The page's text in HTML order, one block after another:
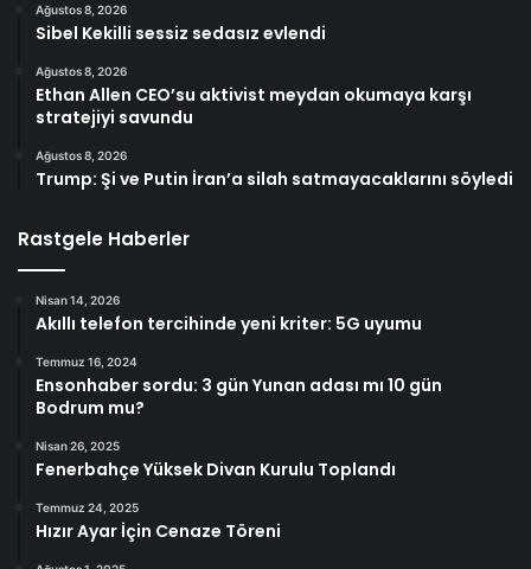
Ağustos 8, 2026
Sibel Kekilli sessiz sedasız evlendi
Ağustos 8, 2026
Ethan Allen CEO’su aktivist meydan okumaya karşı
stratejiyi savundu
Ağustos 8, 2026
Trump: Şi ve Putin İran’a silah satmayacaklarını söyledi
Rastgele Haberler
Nisan 14, 2026
Akıllı telefon tercihinde yeni kriter: 5G uyumu
Temmuz 16, 2024
Ensonhaber sordu: 3 gün Yunan adası mı 10 gün
Bodrum mu?
Nisan 26, 2025
Fenerbahçe Yüksek Divan Kurulu Toplandı
Temmuz 24, 2025
Hızır Ayar İçin Cenaze Töreni